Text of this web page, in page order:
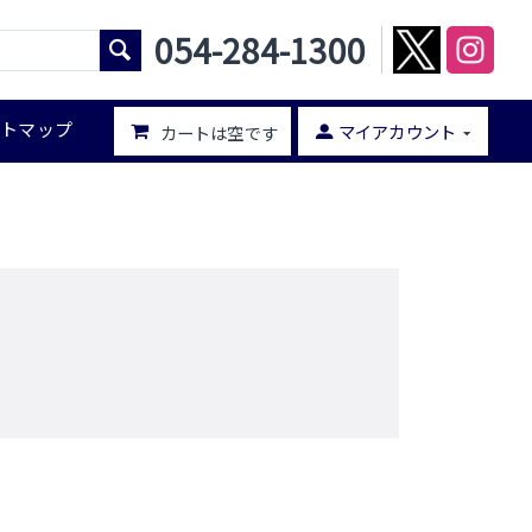
054-284-1300
マップ カートは空です マイアカウント